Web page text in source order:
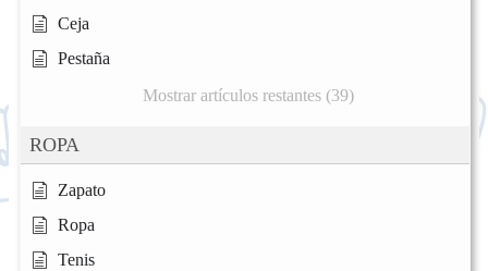
Ceja
Pestaña
Mostrar artículos restantes (39)
ROPA
Zapato
Ropa
Tenis